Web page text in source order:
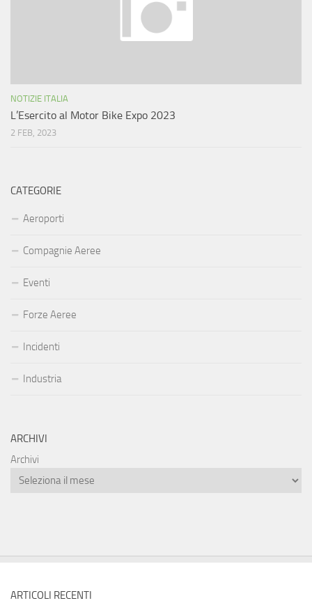
NOTIZIE ITALIA
L’Esercito al Motor Bike Expo 2023
2 FEB, 2023
CATEGORIE
Aeroporti
Compagnie Aeree
Eventi
Forze Aeree
Incidenti
Industria
ARCHIVI
Archivi
ARTICOLI RECENTI